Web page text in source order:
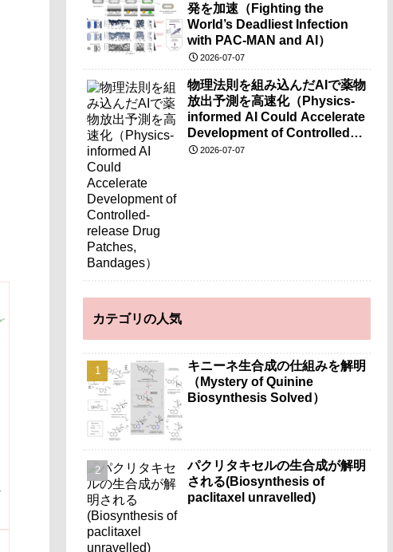
発を加速（Fighting the
World’s Deadliest Infection
with PAC-MAN and AI）
2026-07-07
物理法則を組み込んだAIで薬物
放出予測を高速化（Physics-
informed AI Could Accelerate
Development of Controlled-
release Drug Patches,
2026-07-07
カテゴリの人気
キニーネ生合成の仕組みを解明
（Mystery of Quinine
Biosynthesis Solved）
パクリタキセルの生合成が解明
される(Biosynthesis of
paclitaxel unravelled)